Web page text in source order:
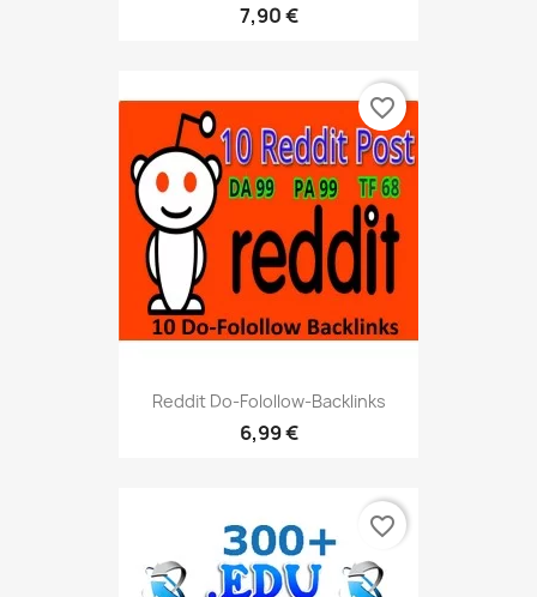
7,90 €
Reddit Do-Folollow-Backlinks
6,99 €
favorite_border
favorite_border